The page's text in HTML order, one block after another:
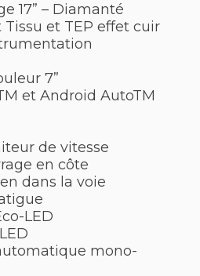
17” – Diamanté
et TEP effet cuir
7”
et Android AutoTM
de vitesse
en côte
dans la voie
LED
mono-